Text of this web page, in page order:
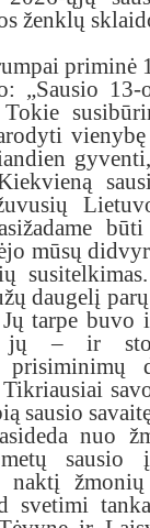
ženklų
priminė
„Sausio 13-
Tokie
mūsų
daugelį
tarpe buvo
jų – ir
sausio
nuo
sausio
naktį
svetimi